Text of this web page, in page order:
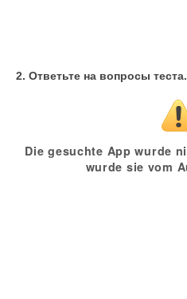
2. Ответьте на вопросы теста.